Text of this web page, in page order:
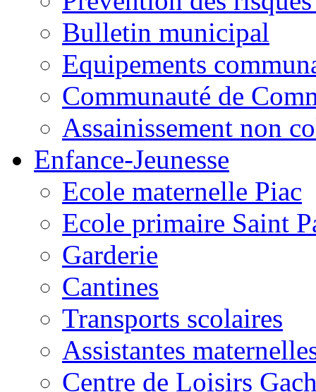
Bulletin municipal
Equipements
Communauté de
Assainissement non
Enfance-Jeunesse
Ecole maternelle Piac
Ecole primaire Saint
Garderie
Cantines
Transports scolaires
Assistantes
Centre de Loisirs